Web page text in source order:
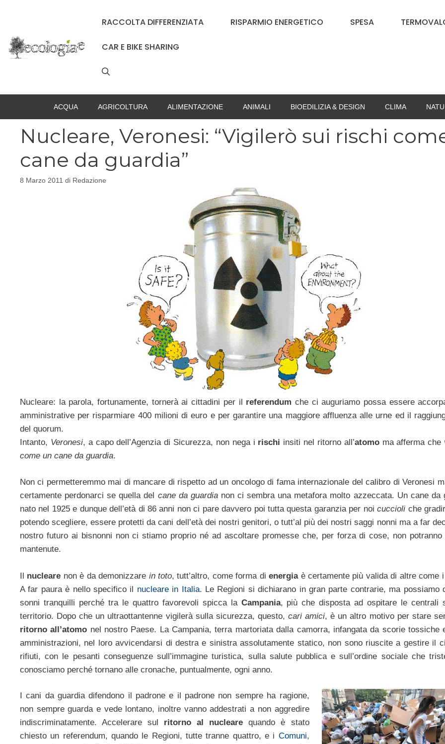
RACCOLTA DIFFERENZIATA RISPARMIO ENERGETICO SPESA
CAR E BIKE SHARING
ACQUA AGRICOLTURA ALIMENTAZIONE ANIMALI BIOEDILIZIA & DESIGN CLIMA
Nucleare, Veronesi: “Vigilerò sui rischi
cane da guardia”
8 Marzo 2011 di Redazione
Nucleare: la parola, fortunamente, tornerà ai cittadini per il referendum che ci auguriamo possa essere
amministrative per risparmiare 400 milioni di euro e per garantire una maggiore affluenza alle urne ed il
del quorum.
Intanto, Veronesi, a capo dell’Agenzia di Sicurezza, non nega i rischi insiti nel ritorno all’atomoma afferma che
come un cane da guardia.
Non ci permetteremmo mai di mancare di rispetto ad un oncologo di fama internazionale del calibro di Veronesi
certamente perdonarci se quella del cane da guardianon ci sembra una metafora molto azzeccata. Un cane da
nato nel 1925 e dunque dell’età di 86 anni non ci pare davvero poi tutta questa garanzia per noicuccioli che
potendo scegliere, essere protetti da cani dell’età dei nostri genitori, o tutt’al più dei nostri saggi nonni ma a far
nostro futuro ai bisnonni non ci stiamo proprio né ad ascoltare promesse che, per forza di cose, non potranno
mantenute.
Il nucleare non è da demonizzare in toto, tutt’altro, come forma dienergiaè certamente più valida di altre come
A far paura è nello specifico il nucleare in Italia. Le Regioni si dichiarano in gran parte contrarie, ma possiamo
sonni tranquilli perché tra le quattro favorevoli spicca la Campania, più che disposta ad ospitare le centrali
territorio. Dopo che un ultraottantenne vigilerà sulla sicurezza, questo, cari amici, è un altro motivo per stare
ritorno all’atomo nel nostro Paese. La Campania, terra martoriata dalla camorra, infangata da scorie tossiche
amministrazioni, nel loro avvicendarsi di destra e sinistra assolutamente statico, non sono riuscite a gestire il
rifiuti, con le pesanti conseguenze sull’immagine turistica, sulla salute pubblica e sull’ordine sociale che
conosciamo perché tornano alle cronache, puntualmente, ogni anno.
I cani da guardia difendono il padrone e il padrone non sempre ha ragione,
non sempre guarda e vede lontano, inoltre vanno addestrati a non aggredire
indiscriminatamente. Accelerare sul ritorno al nucleare quando è stato
chiesto un referendum, quando le Regioni, tutte tranne quattro, e i Comuni,